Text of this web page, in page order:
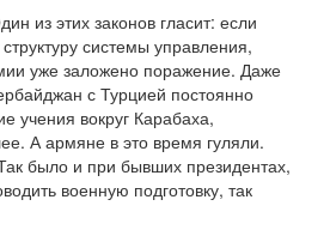
из этих законов гласит: если
системы управления,
уже заложено поражение. Даже
с Турцией постоянно
учения вокруг Карабаха,
А армяне в это время гуляли.
было и при бывших президентах,
военную подготовку, так